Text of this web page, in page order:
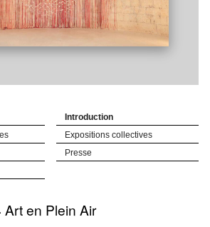
en Plein Air
Introduction
Expositions collectives
Presse